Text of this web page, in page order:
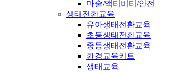
마술/액티비티/안전
생태전환교육
유아생태전환교육
초등생태전환교육
중등생태전환교육
환경교육키트
생태교육